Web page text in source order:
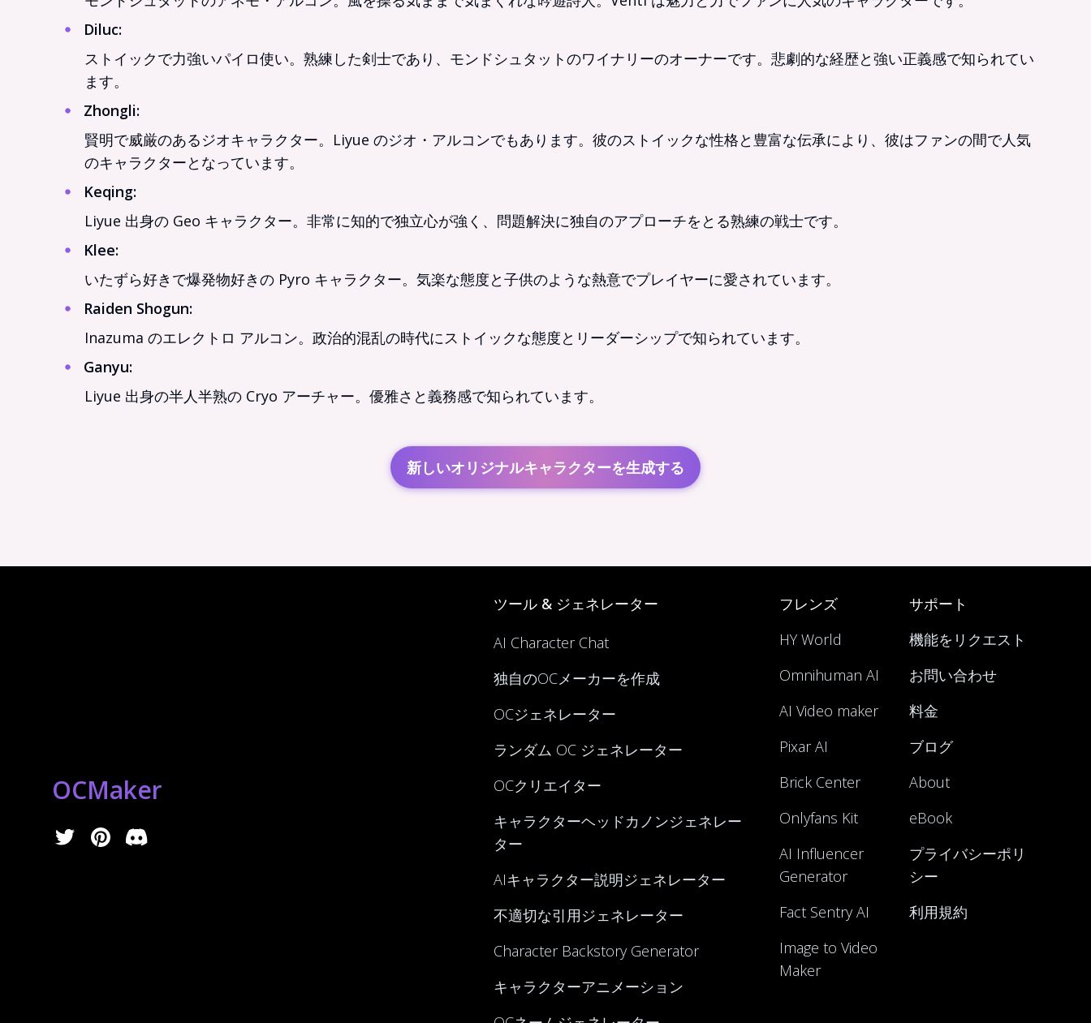
Diluc:
ストイックで力強いパイロ使い。熟練した剣士であり、モンドシュタットのワイナリーのオーナーです。悲劇的な経歴と強い正義感で知られてい
ます。
Zhongli:
賢明で威厳のあるジオキャラクター。Liyue のジオ・アルコンでもあります。彼のストイックな性格と豊富な伝承により、彼はファンの間で人気
のキャラクターとなっています。
Keqing:
Liyue 出身の Geo キャラクター。非常に知的で独立心が強く、問題解決に独自のアプローチをとる熟練の戦士です。
Klee:
いたずら好きで爆発物好きの Pyro キャラクター。気楽な態度と子供のような熱意でプレイヤーに愛されています。
Raiden Shogun:
Inazuma のエレクトロ アルコン。政治的混乱の時代にストイックな態度とリーダーシップで知られています。
Ganyu:
Liyue 出身の半人半熟の Cryo アーチャー。優雅さと義務感で知られています。
新しいオリジナルキャラクターを生成する
OCMaker
ツール & ジェネレーター
AI Character Chat
独自のOCメーカーを作成
OCジェネレーター
ランダム OC ジェネレーター
OCクリエイター
キャラクターヘッドカノンジェネレー
ター
AIキャラクター説明ジェネレーター
不適切な引用ジェネレーター
Character Backstory Generator
キャラクターアニメーション
フレンズ
HY World
Omnihuman AI
AI Video maker
Pixar AI
Brick Center
Onlyfans Kit
AI Influencer
Generator
Fact Sentry AI
Image to Video
Maker
サポート
機能をリクエスト
お問い合わせ
料金
ブログ
About
eBook
プライバシーポリ
シー
利用規約